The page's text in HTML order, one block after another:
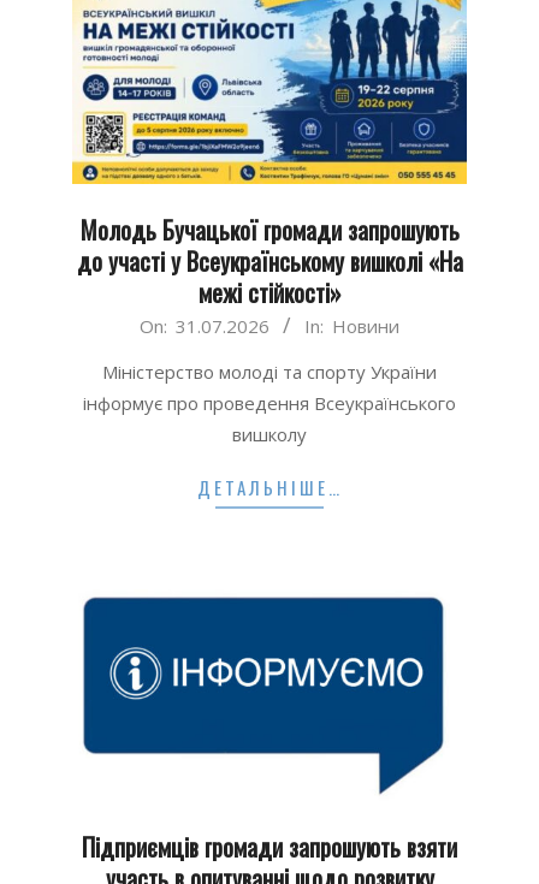
Молодь Бучацької громади запрошують
до участі у Всеукраїнському вишколі «На
межі стійкості»
On: 31.07.2026 In: Новини
Міністерство молоді та спорту України
інформує про проведення Всеукраїнського
вишколу
ДЕТАЛЬНІШЕ…
Підприємців громади запрошують взяти